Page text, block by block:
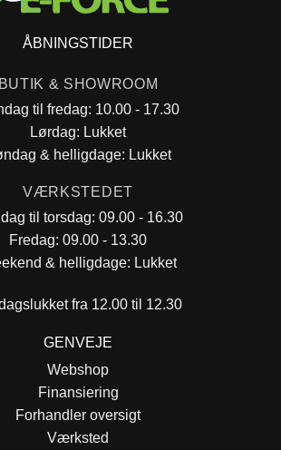
ÅBNINGSTIDER
BUTIK & SHOWROOM
til fredag: 10.00 - 17.30
Lørdag: Lukket
& helligdage: Lukket
VÆRKSTEDET
til torsdag: 09.00 - 16.30
Fredag: 09.00 - 13.30
& helligdage: Lukket
fra 12.00 til 12.30
GENVEJE
Webshop
Finansiering
Forhandler oversigt
Værksted